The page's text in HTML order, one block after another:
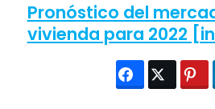
Pronóstico del
vivienda para 2022